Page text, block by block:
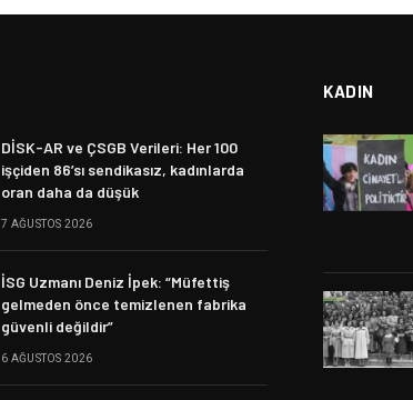
DİSK-AR ve ÇSGB Verileri: Her 100
işçiden 86’sı sendikasız, kadınlarda
oran daha da düşük
7 AĞUSTOS 2026
İSG Uzmanı Deniz İpek: “Müfettiş
gelmeden önce temizlenen fabrika
güvenli değildir”
6 AĞUSTOS 2026
KADIN